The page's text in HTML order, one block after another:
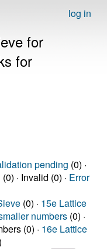
log in
for
for
pending (0) ·
(0) · Invalid (0) · Error
(0) · 15e Lattice
numbers (0) ·
(0) · 16e Lattice